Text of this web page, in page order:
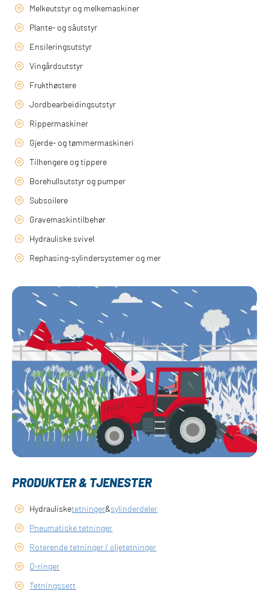
Melkeutstyr og melkemaskiner
Plante- og såutstyr
Ensileringsutstyr
Vingårdsutstyr
Frukthøstere
Jordbearbeidingsutstyr
Rippermaskiner
Gjerde- og tømmermaskineri
Tilhengere og tippere
Borehullsutstyr og pumper
Subsoilere
Gravemaskintilbehør
Hydrauliske svivel
Rephasing-sylindersystemer og mer
PRODUKTER & TJENESTER
Hydraulisketetninger&sylinderdeler
Pneumatiske tetninger
Roterende tetninger / oljetetninger
O-ringer
Tetningssett